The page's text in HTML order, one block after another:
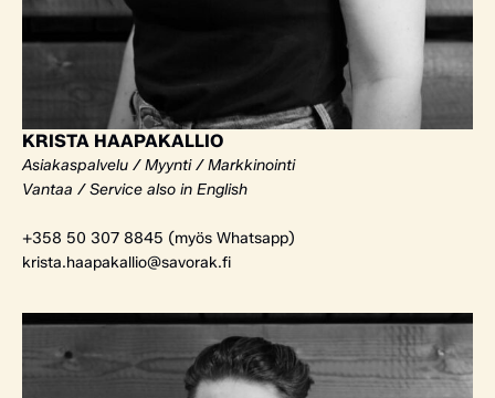
KRISTA HAAPAKALLIO
Asiakaspalvelu / Myynti / Markkinointi
Vantaa / Service also in English
+358 50 307 8845 (myös Whatsapp)
krista.haapakallio@savorak.fi